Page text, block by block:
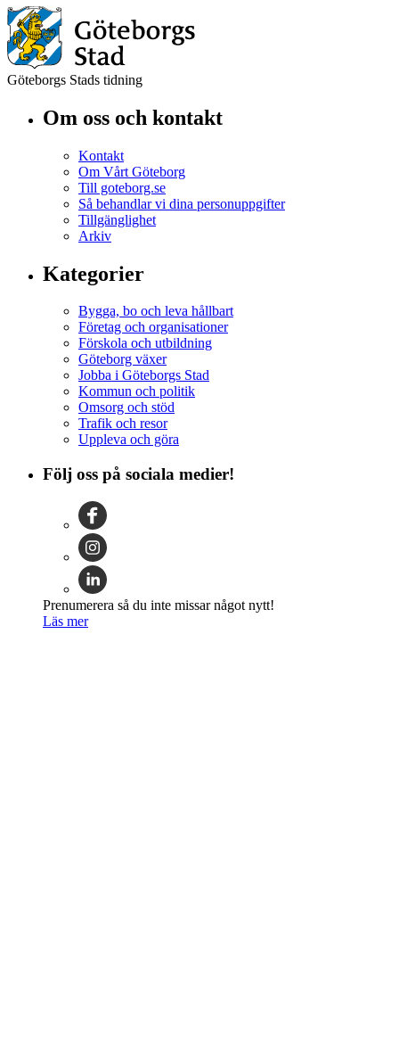
Göteborgs Stads tidning
Om oss och kontakt
Kontakt
Om Vårt Göteborg
Till goteborg.se
Så behandlar vi dina personuppgifter
Tillgänglighet
Arkiv
Kategorier
Bygga, bo och leva hållbart
Företag och organisationer
Förskola och utbildning
Göteborg växer
Jobba i Göteborgs Stad
Kommun och politik
Omsorg och stöd
Trafik och resor
Uppleva och göra
Följ oss på sociala medier!
Prenumerera så du inte missar något nytt!
Läs mer